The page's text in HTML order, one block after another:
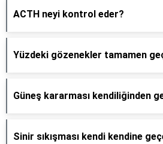
ACTH neyi kontrol eder?
Yüzdeki gözenekler tamamen
Güneş kararması kendiliğinden
Sinir sıkışması kendi kendine